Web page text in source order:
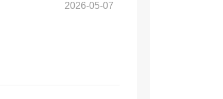
2026-05-07